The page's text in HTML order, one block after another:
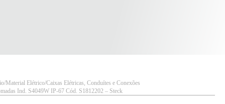
Material Elétrico Caixas Elétricas, Conduítes e Conexões
Ind. S4049W IP-67 Cód. S1812202 – Steck